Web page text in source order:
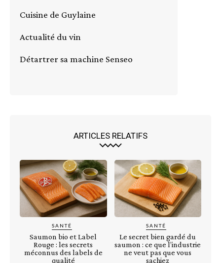
Cuisine de Guylaine
Actualité du vin
Détartrer sa machine Senseo
ARTICLES RELATIFS
SANTÉ
Saumon bio et Label
Rouge : les secrets
méconnus des labels de
qualité
SANTÉ
Le secret bien gardé du
saumon : ce que l’industrie
ne veut pas que vous
sachiez